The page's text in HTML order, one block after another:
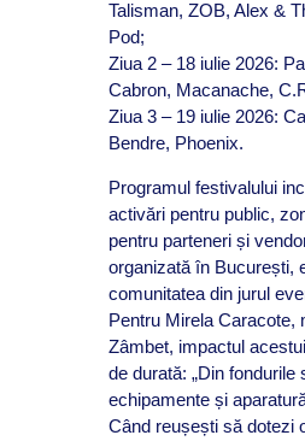
Talisman, ZOB, Alex &
Pod;
Ziua 2 – 18 iulie 2026:
Cabron, Macanache,
Ziua 3 – 19 iulie 2026:
Bendre, Phoenix.
Programul festivalului
activări pentru public,
pentru parteneri și
organizată în București,
comunitatea din jurul
Pentru Mirela Caracote,
Zâmbet, impactul
de durată: „Din
echipamente și
Când reușești să dotezi